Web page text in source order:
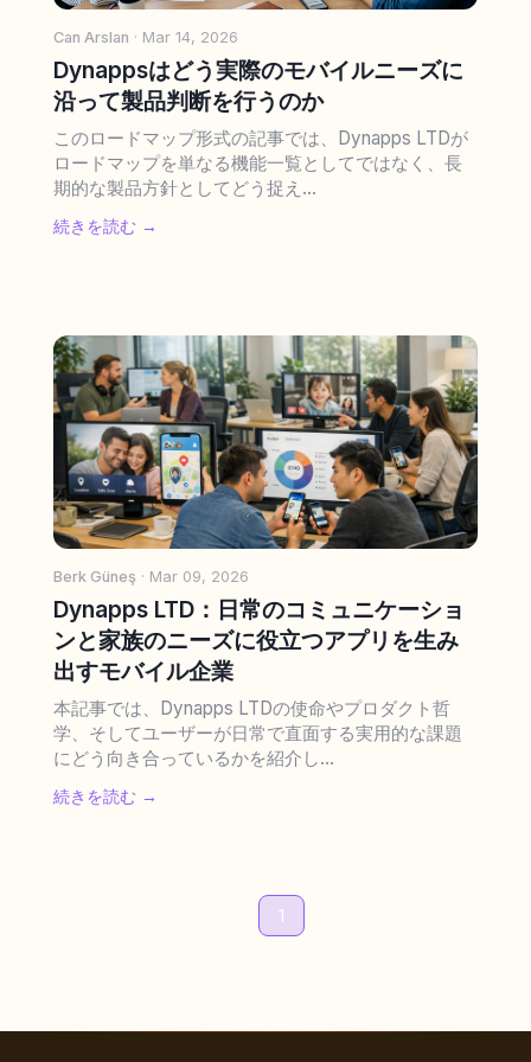
Can Arslan · Mar 14, 2026
Dynappsはどう実際のモバイルニーズに
沿って製品判断を行うのか
このロードマップ形式の記事では、Dynapps LTDが
ロードマップを単なる機能一覧としてではなく、長
期的な製品方針としてどう捉え...
続きを読む →
Berk Güneş · Mar 09, 2026
Dynapps LTD：日常のコミュニケーショ
ンと家族のニーズに役立つアプリを生み
出すモバイル企業
本記事では、Dynapps LTDの使命やプロダクト哲
学、そしてユーザーが日常で直面する実用的な課題
にどう向き合っているかを紹介し...
続きを読む →
1